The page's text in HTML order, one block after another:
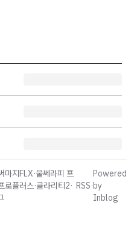
마지FLX·울쎄라피 프
로플러스·클라리티2· RSS·
Powered
by
Inblog